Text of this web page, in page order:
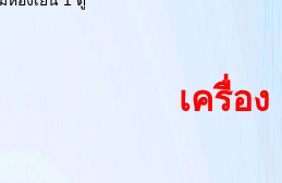
เครื่อง